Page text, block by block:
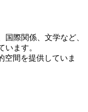
際関係、文学など、
います。
空間を提供していま